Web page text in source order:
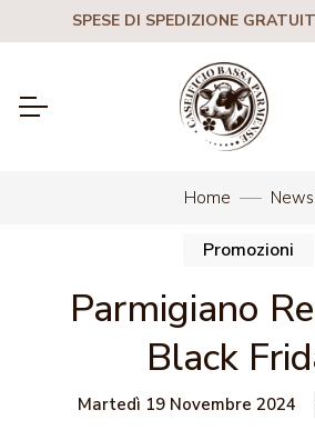
SPESE DI SPEDIZIONE
Home News
Promozioni
Parmigiano
Black
Martedì 19 Novembre 2024